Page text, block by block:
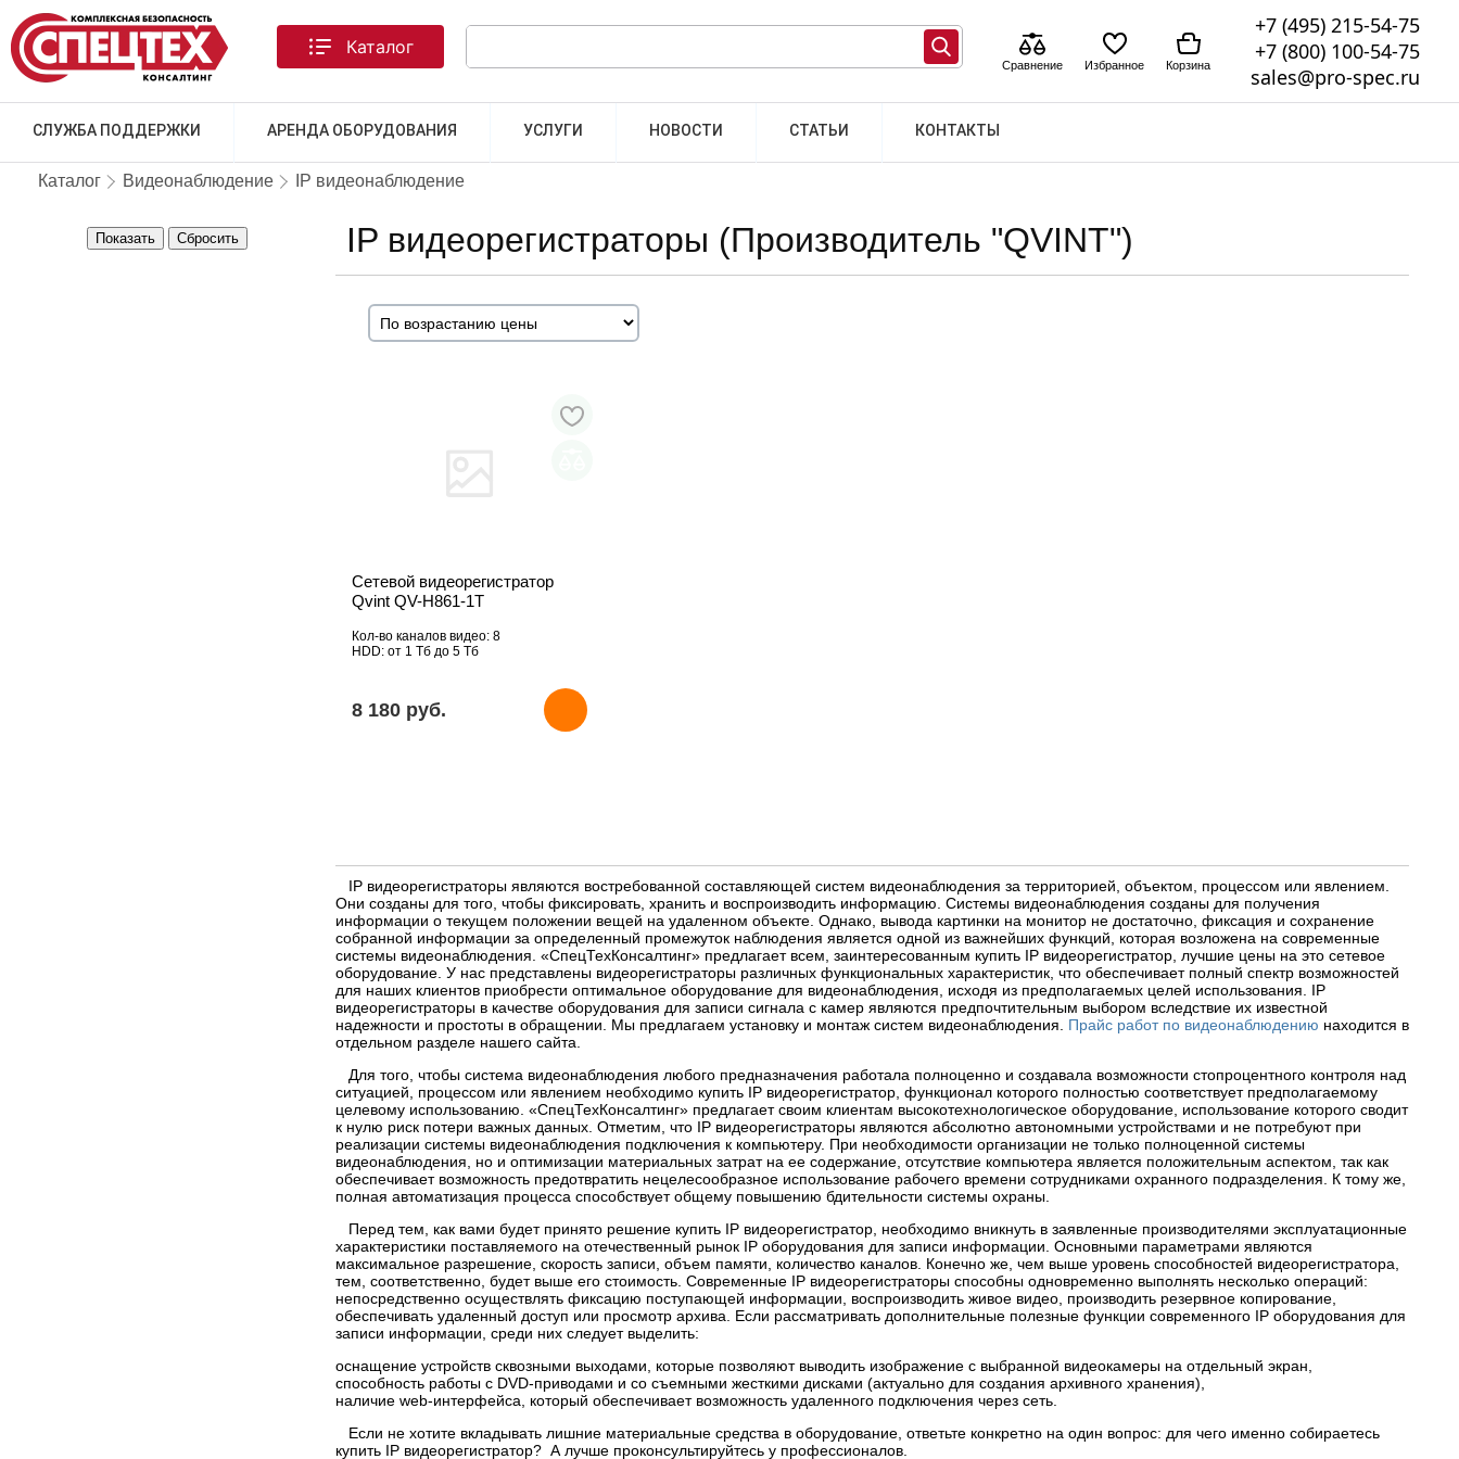
СЛУЖБА ПОДДЕРЖКИ АРЕНДА ОБОРУДОВАНИЯ УСЛУГИ НОВОСТИ СТАТЬИ КОНТАКТЫ
Каталог
Сравнение Избранное Корзина
+7 (495) 215-54-75
+7 (800) 100-54-75
sales@pro-spec.ru
Каталог Видеонаблюдение IP видеонаблюдение
Показать Сбросить IP видеорегистраторы (Производитель "QVINT")
Сетевой видеорегистратор
Qvint QV-H861-1T
Кол-во каналов видео: 8
HDD: от 1 Тб до 5 Тб
8 180 pуб.
IP видеорегистраторы являются востребованной составляющей систем видеонаблюдения за территорией, объектом, процессом или явлением.
Они созданы для того, чтобы фиксировать, хранить и воспроизводить информацию. Системы видеонаблюдения созданы для получения
информации о текущем положении вещей на удаленном объекте. Однако, вывода картинки на монитор не достаточно, фиксация и сохранение
собранной информации за определенный промежуток наблюдения является одной из важнейших функций, которая возложена на современные
системы видеонаблюдения. «СпецТехКонсалтинг» предлагает всем, заинтересованным купить IP видеорегистратор, лучшие цены на это сетевое
оборудование. У нас представлены видеорегистраторы различных функциональных характеристик, что обеспечивает полный спектр возможностей
для наших клиентов приобрести оптимальное оборудование для видеонаблюдения, исходя из предполагаемых целей использования. IP
видеорегистраторы в качестве оборудования для записи сигнала с камер являются предпочтительным выбором вследствие их известной
надежности и простоты в обращении. Мы предлагаем установку и монтаж систем видеонаблюдения. Прайс работ по видеонаблюдению находится в
отдельном разделе нашего сайта.
Для того, чтобы система видеонаблюдения любого предназначения работала полноценно и создавала возможности стопроцентного контроля над
ситуацией, процессом или явлением необходимо купить IP видеорегистратор, функционал которого полностью соответствует предполагаемому
целевому использованию. «СпецТехКонсалтинг» предлагает своим клиентам высокотехнологическое оборудование, использование которого сводит
к нулю риск потери важных данных. Отметим, что IP видеорегистраторы являются абсолютно автономными устройствами и не потребуют при
реализации системы видеонаблюдения подключения к компьютеру. При необходимости организации не только полноценной системы
видеонаблюдения, но и оптимизации материальных затрат на ее содержание, отсутствие компьютера является положительным аспектом, так как
обеспечивает возможность предотвратить нецелесообразное использование рабочего времени сотрудниками охранного подразделения. К тому же,
полная автоматизация процесса способствует общему повышению бдительности системы охраны.
Перед тем, как вами будет принято решение купить IP видеорегистратор, необходимо вникнуть в заявленные производителями эксплуатационные
характеристики поставляемого на отечественный рынок IP оборудования для записи информации. Основными параметрами являются
максимальное разрешение, скорость записи, объем памяти, количество каналов. Конечно же, чем выше уровень способностей видеорегистратора,
тем, соответственно, будет выше его стоимость. Современные IP видеорегистраторы способны одновременно выполнять несколько операций:
непосредственно осуществлять фиксацию поступающей информации, воспроизводить живое видео, производить резервное копирование,
обеспечивать удаленный доступ или просмотр архива. Если рассматривать дополнительные полезные функции современного IP оборудования для
записи информации, среди них следует выделить:
оснащение устройств сквозными выходами, которые позволяют выводить изображение с выбранной видеокамеры на отдельный экран,
способность работы с DVD-приводами и со съемными жесткими дисками (актуально для создания архивного хранения),
наличие web-интерфейса, который обеспечивает возможность удаленного подключения через сеть.
Если не хотите вкладывать лишние материальные средства в оборудование, ответьте конкретно на один вопрос: для чего именно собираетесь
купить IP видеорегистратор? А лучше проконсультируйтесь у профессионалов.